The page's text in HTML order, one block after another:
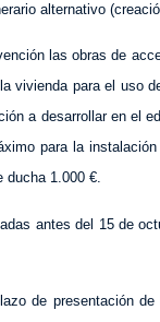
alternativo
las obras de
vivienda para el uso
a desarrollar en el
para la
ducha 1.000 €.
antes del 15 de
de presentación